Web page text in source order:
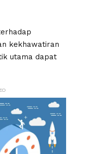
kekhawatiran
utama dapat